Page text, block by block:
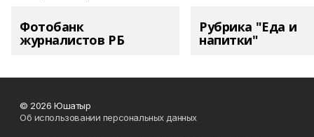
Фотобанк
журналистов РБ
Рубрика "Еда и
напитки"
© 2026 Юшатыр
Об использовании персональных данных